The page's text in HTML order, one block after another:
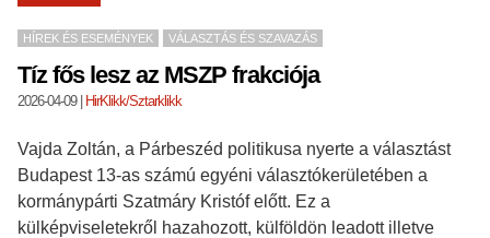
HÍREK ÉS ESEMÉNYEK VÁLASZTÁS ÉS SZAVAZÁS
Tíz fős lesz az MSZP frakciója
2026-04-09| HirKlikk/Sztarklikk
Vajda Zoltán, a Párbeszéd politikusa nyerte a választást
Budapest 13-as számú egyéni választókerületében a
kormánypárti Szatmáry Kristóf előtt. Ez a
külképviseletekről hazahozott, külföldön leadott illetve